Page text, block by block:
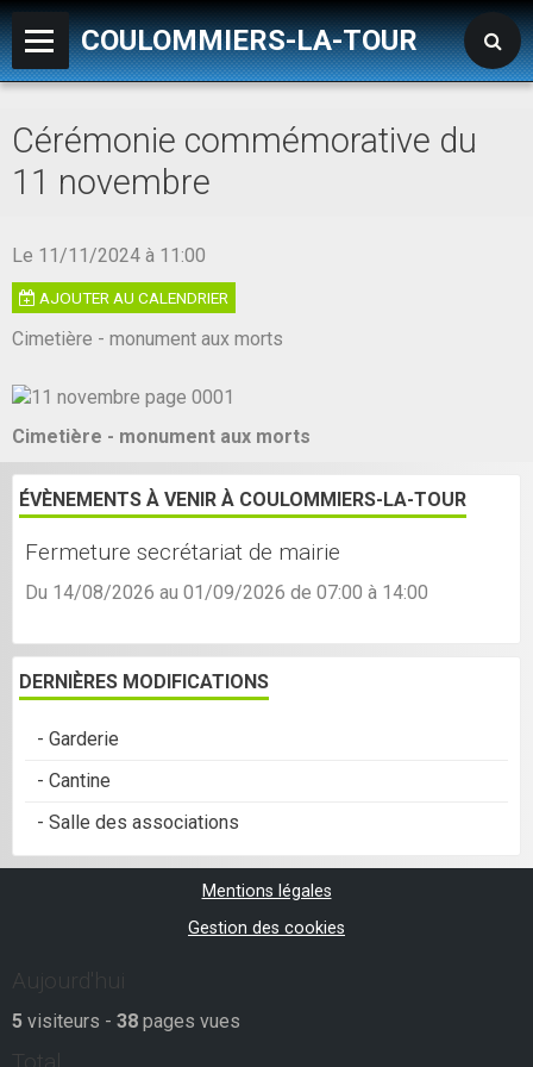
COULOMMIERS-LA-TOUR
MAIRIE
TRAVAUX
LA VIE DE LA COMMUNE
- Liens utiles
Cérémonie commémorative du
11 novembre
Le 11/11/2024 à 11:00
AJOUTER AU CALENDRIER
Cimetière - monument aux morts
Cimetière - monument aux morts
ÉVÈNEMENTS À VENIR À COULOMMIERS-LA-TOUR
Fermeture secrétariat de mairie
Du 14/08/2026 au 01/09/2026 de 07:00 à 14:00
DERNIÈRES MODIFICATIONS
- Garderie
- Cantine
- Salle des associations
Mentions légales
Gestion des cookies
Aujourd'hui
5 visiteurs - 38 pages vues